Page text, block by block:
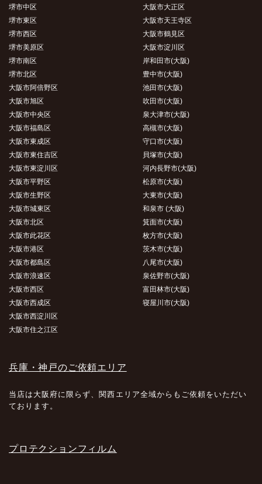
堺市中区
堺市東区
堺市西区
堺市美原区
堺市南区
堺市北区
大阪市阿倍野区
大阪市旭区
大阪市中央区
大阪市福島区
大阪市東成区
大阪市東住吉区
大阪市東淀川区
大阪市平野区
大阪市生野区
大阪市城東区
大阪市北区
大阪市此花区
大阪市港区
大阪市都島区
大阪市浪速区
大阪市西区
大阪市西成区
大阪市西淀川区
大阪市住之江区
大阪市大正区
大阪市天王寺区
大阪市鶴見区
大阪市淀川区
岸和田市(大阪)
豊中市(大阪)
池田市(大阪)
吹田市(大阪)
泉大津市(大阪)
高槻市(大阪)
守口市(大阪)
貝塚市(大阪)
河内長野市(大阪)
松原市(大阪)
大東市(大阪)
和泉市 (大阪)
箕面市(大阪)
枚方市(大阪)
茨木市(大阪)
八尾市(大阪)
泉佐野市(大阪)
富田林市(大阪)
寝屋川市(大阪)
兵庫・神戸のご依頼エリア
当店は大阪府に限らず、関西エリア全域からもご依頼をいただい
ております。
プロテクションフィルム